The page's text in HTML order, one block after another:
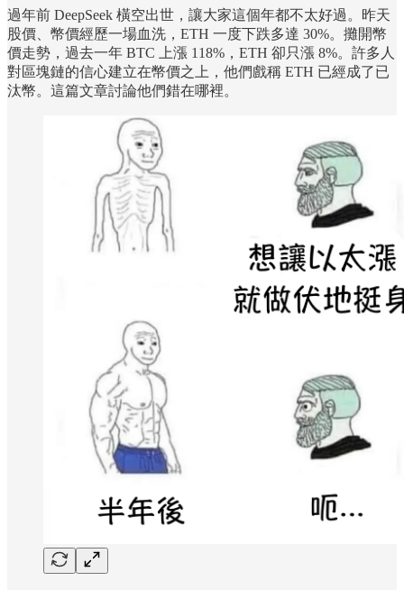
過年前 DeepSeek 橫空出世，讓大家這個年都不太好過。昨天
股價、幣價經歷一場血洗，ETH 一度下跌多達 30%。攤開幣
價走勢，過去一年 BTC 上漲 118%，ETH 卻只漲 8%。許多人
對區塊鏈的信心建立在幣價之上，他們戲稱 ETH 已經成了已
汰幣。這篇文章討論他們錯在哪裡。